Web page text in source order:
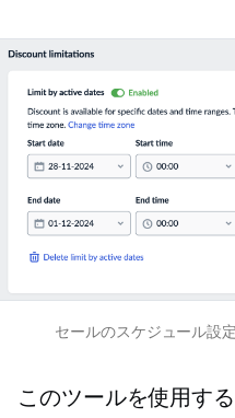
セールのスケジュール設
このツールを使用す